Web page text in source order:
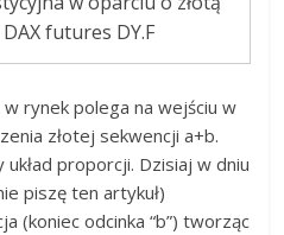
futures DY.F
rynek polega na wejściu w
złotej sekwencji a+b.
proporcji. Dzisiaj w dniu
piszę ten artykuł)
(koniec odcinka “b”) tworząc